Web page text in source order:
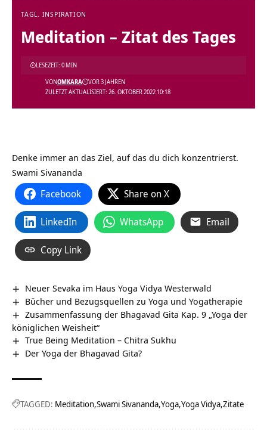
TÄGL. INSPIRATION
Meditation – Zitat des Tages
ZULETZT AKTUALISIERT: 26. OKTOBER 2022 10:18
VONOMKARA VOR 3 JAHREN
LESEZEIT: 0 MIN
Denke immer an das Ziel, auf das du dich konzentrierst.
Swami Sivananda
Facebook Share on X
LinkedIn WhatsApp Email
Copy Link
Neuer Sevaka im Haus Yoga Vidya Westerwald
Bücher und Bezugsquellen zu Yoga und Yogatherapie
Zusammenfassung der Bhagavad Gita Kap. 9 „Yoga der
königlichen Weisheit“
True Being Meditation – Chitra Sukhu
Der Yoga der Bhagavad Gita?
TAGGED: Meditation Swami Sivananda Yoga Yoga Vidya Zitate